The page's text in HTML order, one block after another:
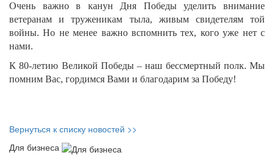
Очень важно в канун Дня Победы уделить внимание
ветеранам и труженикам тыла, живым свидетелям той
войны. Но не менее важно вспомнить тех, кого уже нет с
нами.
К 80-летию Великой Победы – наш бессмертный полк. Мы
помним Вас, гордимся Вами и благодарим за Победу!
Вернуться к списку новостей >>
Для бизнеса